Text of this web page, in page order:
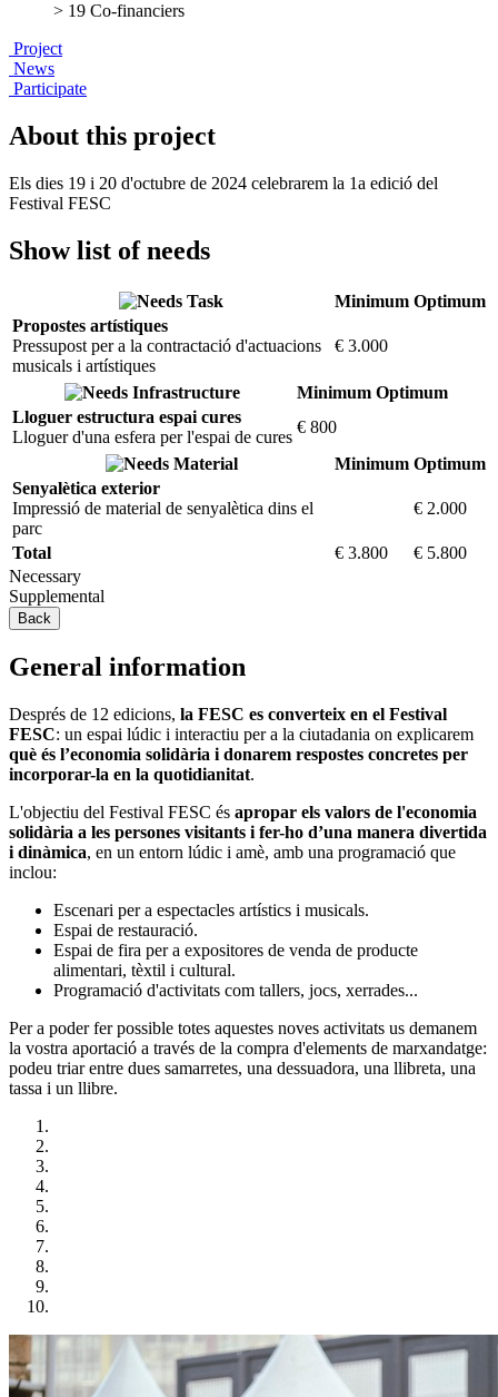
> 19 Co-financiers
Project
News
Participate
About this project
Els dies 19 i 20 d'octubre de 2024 celebrarem la 1a edició del
Festival FESC
Show list of needs
Task Minimum Optimum
Propostes artístiques
Pressupost per a la contractació d'actuacions
musicals i artístiques
€ 3.000
Infrastructure Minimum Optimum
Lloguer estructura espai cures
Lloguer d'una esfera per l'espai de cures
€ 800
Material
Minimum Optimum
Senyalètica exterior
Impressió de material de senyalètica dins el
parc
€ 2.000
Total € 3.800
€ 5.800
Necessary
Supplemental
Back
General information
Després de 12 edicions, la FESC es converteix en el Festival
FESC: un espai lúdic i interactiu per a la ciutadania on explicarem
què és l’economia solidària i donarem respostes concretes per
incorporar-la en la quotidianitat.
L'objectiu del Festival FESC és apropar els valors de l'economia
solidària a les persones visitants i fer-ho d’una manera divertida
i dinàmica, en un entorn lúdic i amè, amb una programació que
inclou:
Escenari per a espectacles artístics i musicals.
Espai de restauració.
Espai de fira per a expositores de venda de producte
alimentari, tèxtil i cultural.
Programació d'activitats com tallers, jocs, xerrades...
Per a poder fer possible totes aquestes noves activitats us demanem
la vostra aportació a través de la compra d'elements de marxandatge:
podeu triar entre dues samarretes, una dessuadora, una llibreta, una
tassa i un llibre.